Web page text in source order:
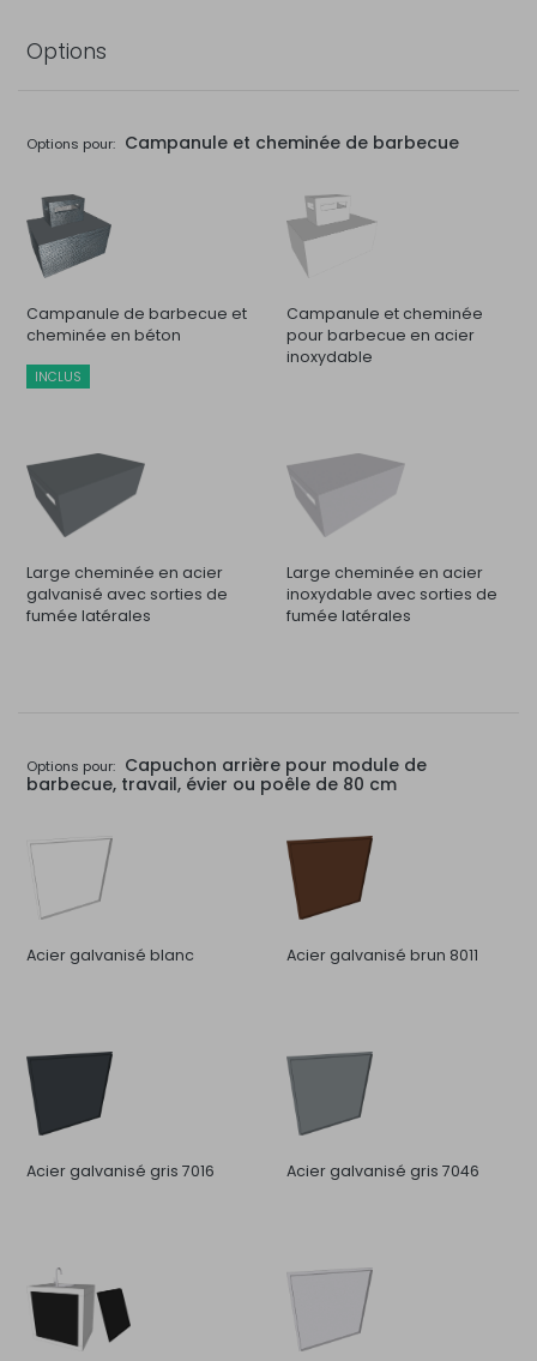
Options
Options pour: Campanule et cheminée de barbecue
Campanule de barbecue et
cheminée en béton
INCLUS
Campanule et cheminée
pour barbecue en acier
inoxydable
Large cheminée en acier
galvanisé avec sorties de
fumée latérales
Large cheminée en acier
inoxydable avec sorties de
fumée latérales
Options pour: Capuchon arrière pour module de
barbecue, travail, évier ou poêle de 80 cm
Acier galvanisé blanc Acier galvanisé brun 8011
Acier galvanisé gris 7016 Acier galvanisé gris 7046